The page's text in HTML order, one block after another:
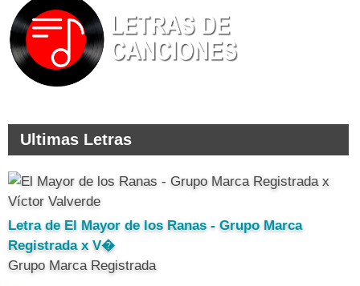
Ultimas Letras
Letra de El Mayor de los Ranas - Grupo Marca
Registrada x V�
Grupo Marca Registrada